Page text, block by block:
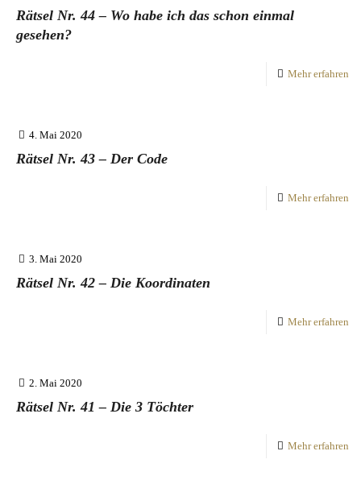
Rätsel Nr. 44 – Wo habe ich das schon einmal
gesehen?
Mehr erfahren
4. Mai 2020
Rätsel Nr. 43 – Der Code
Mehr erfahren
3. Mai 2020
Rätsel Nr. 42 – Die Koordinaten
Mehr erfahren
2. Mai 2020
Rätsel Nr. 41 – Die 3 Töchter
Mehr erfahren